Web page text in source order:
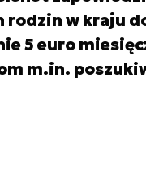
rodzin w kraju
5 euro
m.in.